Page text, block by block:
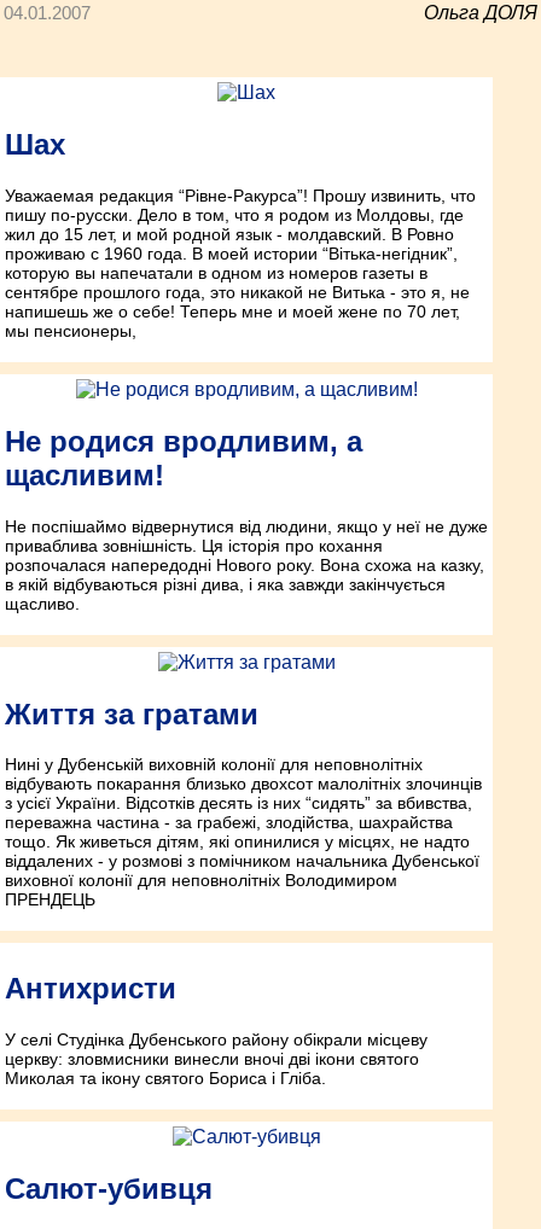
04.01.2007 Ольга ДОЛЯ
Шах
Уважаемая редакция “Рівне-Ракурсa”! Прошу извинить, что
пишу по-русски. Дело в том, что я родом из Молдовы, где
жил до 15 лет, и мой родной язык - молдавский. В Ровно
проживаю с 1960 года. В моей истории “Вітька-негідник”,
которую вы напечатали в одном из номеров газеты в
сентябре прошлого года, это никакой не Витька - это я, не
напишешь же о себе! Теперь мне и моей жене по 70 лет,
мы пенсионеры,
Не родися вродливим, а
щасливим!
Не поспішаймо відвернутися від людини, якщо у неї не дуже
приваблива зовнішність. Ця історія про кохання
розпочалася напередодні Нового року. Вона схожа на казку,
в якій відбуваються різні дива, і яка завжди закінчується
щасливо.
Життя за гратами
Нині у Дубенській виховній колонії для неповнолітніх
відбувають покарання близько двохсот малолітніх злочинців
з усієї України. Відсотків десять із них “сидять” за вбивства,
переважна частина - за грабежі, злодійства, шахрайства
тощо. Як живеться дітям, які опинилися у місцях, не надто
віддалених - у розмові з помічником начальника Дубенської
виховної колонії для неповнолітніх Володимиром
ПРЕНДЕЦЬ
Антихристи
У селі Студінка Дубенського району обікрали місцеву
церкву: зловмисники винесли вночі дві ікони святого
Миколая та ікону святого Бориса і Гліба.
Салют-убивця